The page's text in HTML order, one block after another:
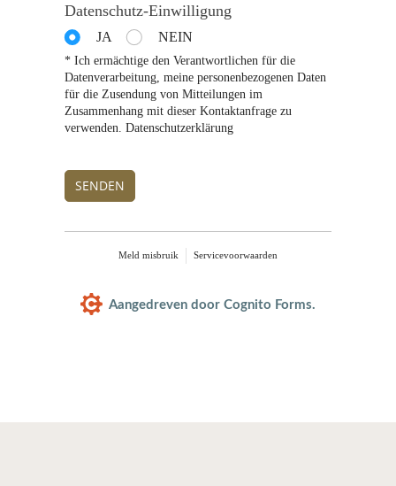
Datenschutz-Einwilligung
JA NEIN
* Ich ermächtige den Verantwortlichen für die
Datenverarbeitung, meine personenbezogenen Daten
für die Zusendung von Mitteilungen im
Zusammenhang mit dieser Kontaktanfrage zu
verwenden. Datenschutzerklärung
SENDEN
Meld misbruik Servicevoorwaarden
Aangedreven door Cognito Forms.